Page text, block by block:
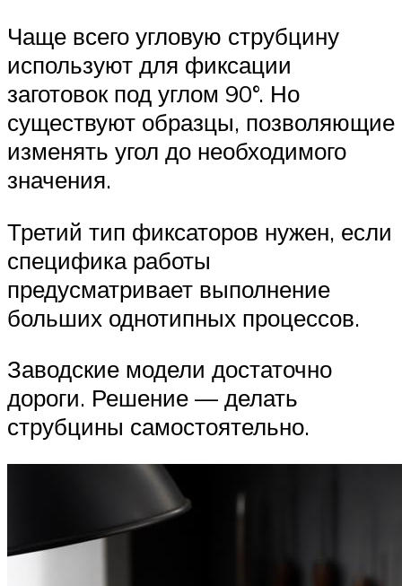
Чаще всего угловую струбцину
используют для фиксации
заготовок под углом 90°. Но
существуют образцы, позволяющие
изменять угол до необходимого
значения.
Третий тип фиксаторов нужен, если
специфика работы
предусматривает выполнение
больших однотипных процессов.
Заводские модели достаточно
дороги. Решение — делать
струбцины самостоятельно.